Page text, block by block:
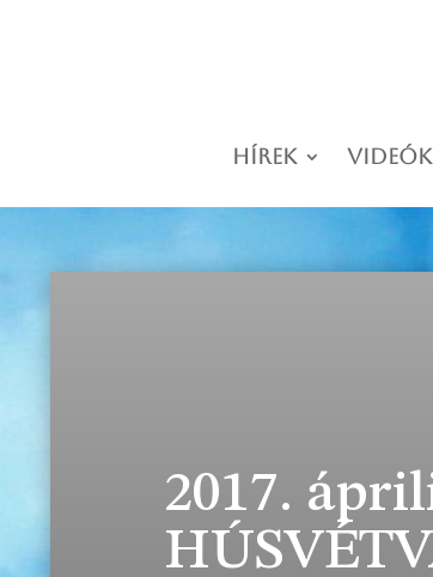
Hírek Videók
2017.